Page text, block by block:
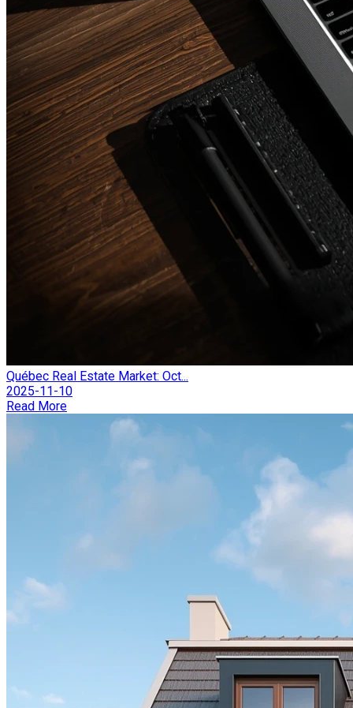
Québec Real Estate Market: Oct...
2025-11-10
Read More